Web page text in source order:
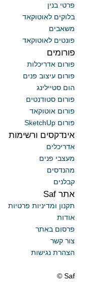
פרטי בנין
בלוקים לאוטוקאד
משאבים
פונטים לאוטוקאד
פורומים
פורום אדריכלות
פורום עיצוב פנים
הום סטיילינג
פורום סטודנטים
פורום אוטוקאד
פורום SketchUp
אינדקסים ורשימות
אדריכלים
מעצבי פנים
מהנדסים
קבלנים
אתר Saf
תקנון ומדיניות פרטיות
אודות
פרסום באתר
צור קשר
הצהרת נגישות
Saf ©